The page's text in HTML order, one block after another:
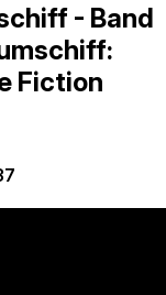
- Band
Fiction